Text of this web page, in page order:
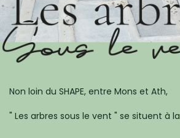
Non loin du SHAPE, entre Mons et Ath,
" Les arbres sous le vent " se situent à la